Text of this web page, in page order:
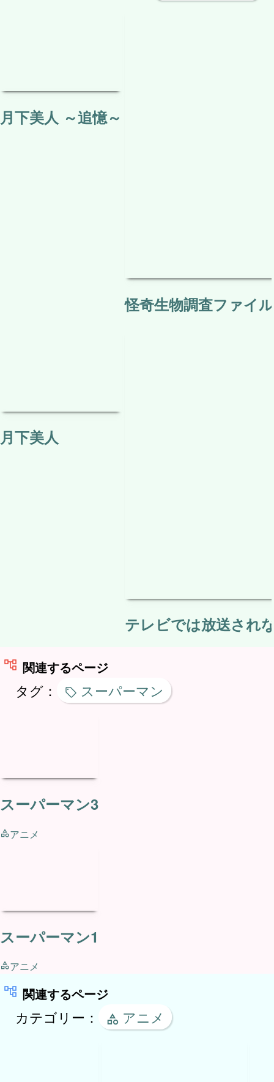
月下美人 ～追憶～
月下美人
怪奇生物調査ファイ
テレビでは放送され
関連するページ
タグ： スーパーマン
スーパーマン3
アニメ
スーパーマン1
アニメ
関連するページ
カテゴリー： アニメ